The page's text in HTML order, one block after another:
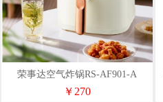
荣事达空气炸锅RS-AF901-A
￥270